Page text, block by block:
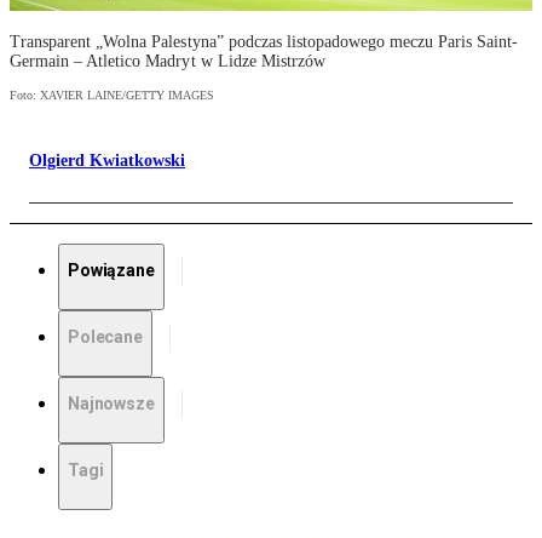
Transparent „Wolna Palestyna” podczas listopadowego meczu Paris Saint-
Germain – Atletico Madryt w Lidze Mistrzów
Foto: XAVIER LAINE/GETTY IMAGES
Olgierd Kwiatkowski
Powiązane
Polecane
Najnowsze
Tagi